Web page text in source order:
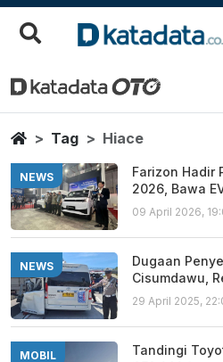
Hiace
Berita Terbaru
HomeTag Hiace
NEWS
Farizon Hadir
2026, Bawa
09 April 2026,
NEWS
Dugaan
Cisumdawu,
29 April 2025,
MOBIL
Tandingi